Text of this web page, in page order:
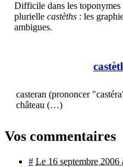
Difficile dans les
plurielle castèths : les
ambigues.
casteran (prononcer
château (…)
Vos commentaires
# Le 16 septembre 2006